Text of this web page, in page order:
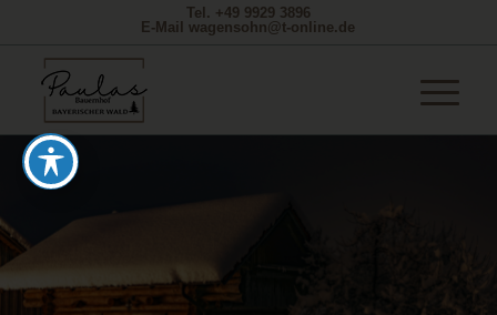
Tel. +49 9929 3896
E-Mail wagensohn@t-online.de